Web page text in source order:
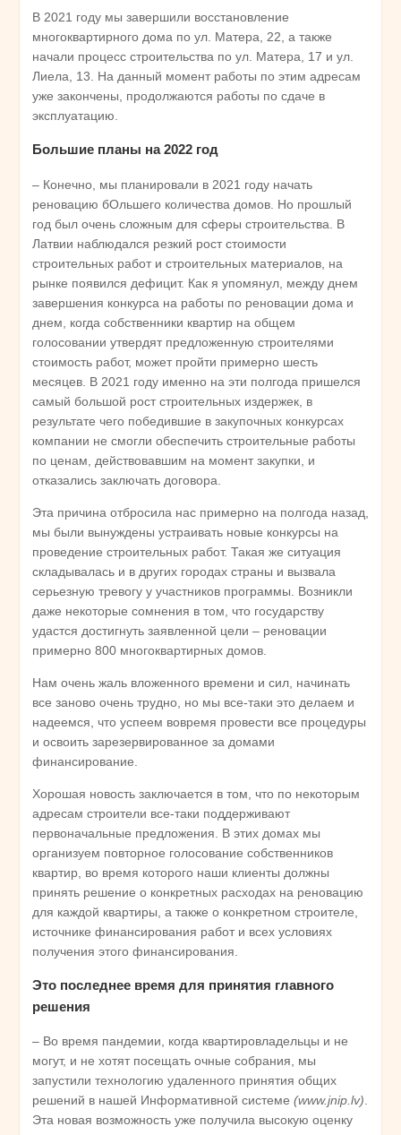
В 2021 году мы завершили восстановление
многоквартирного дома по ул. Матера, 22, а также
начали процесс строительства по ул. Матера, 17 и ул.
Лиела, 13. На данный момент работы по этим адресам
уже закончены, продолжаются работы по сдаче в
эксплуатацию.
Большие планы на 2022 год
– Конечно, мы планировали в 2021 году начать
реновацию бОльшего количества домов. Но прошлый
год был очень сложным для сферы строительства. В
Латвии наблюдался резкий рост стоимости
строительных работ и строительных материалов, на
рынке появился дефицит. Как я упомянул, между днем
завершения конкурса на работы по реновации дома и
днем, когда собственники квартир на общем
голосовании утвердят предложенную строителями
стоимость работ, может пройти примерно шесть
месяцев. В 2021 году именно на эти полгода пришелся
самый большой рост строительных издержек, в
результате чего победившие в закупочных конкурсах
компании не смогли обеспечить строительные работы
по ценам, действовавшим на момент закупки, и
отказались заключать договора.
Эта причина отбросила нас примерно на полгода назад,
мы были вынуждены устраивать новые конкурсы на
проведение строительных работ. Такая же ситуация
складывалась и в других городах страны и вызвала
серьезную тревогу у участников программы. Возникли
даже некоторые сомнения в том, что государству
удастся достигнуть заявленной цели – реновации
примерно 800 многоквартирных домов.
Нам очень жаль вложенного времени и сил, начинать
все заново очень трудно, но мы все-таки это делаем и
надеемся, что успеем вовремя провести все процедуры
и освоить зарезервированное за домами
финансирование.
Хорошая новость заключается в том, что по некоторым
адресам строители все-таки поддерживают
первоначальные предложения. В этих домах мы
организуем повторное голосование собственников
квартир, во время которого наши клиенты должны
принять решение о конкретных расходах на реновацию
для каждой квартиры, а также о конкретном строителе,
источнике финансирования работ и всех условиях
получения этого финансирования.
Это последнее время для принятия главного
решения
– Во время пандемии, когда квартировладельцы и не
могут, и не хотят посещать очные собрания, мы
запустили технологию удаленного принятия общих
решений в нашей Информативной системе (www.jnip.lv).
Эта новая возможность уже получила высокую оценку